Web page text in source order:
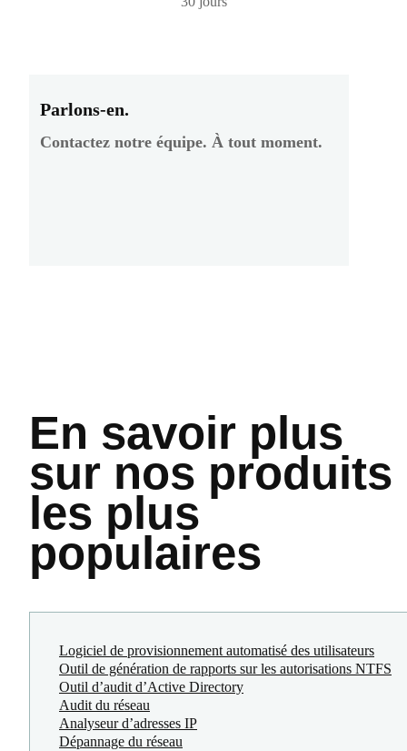
Parlons-en.
Contactez notre équipe. À tout moment.
En savoir plus
sur nos produits
les plus
populaires
Logiciel de provisionnement automatisé des utilisateurs
Outil de génération de rapports sur les autorisations NTFS
Outil d’audit d’Active Directory
Audit du réseau
Analyseur d’adresses IP
Dépannage du réseau